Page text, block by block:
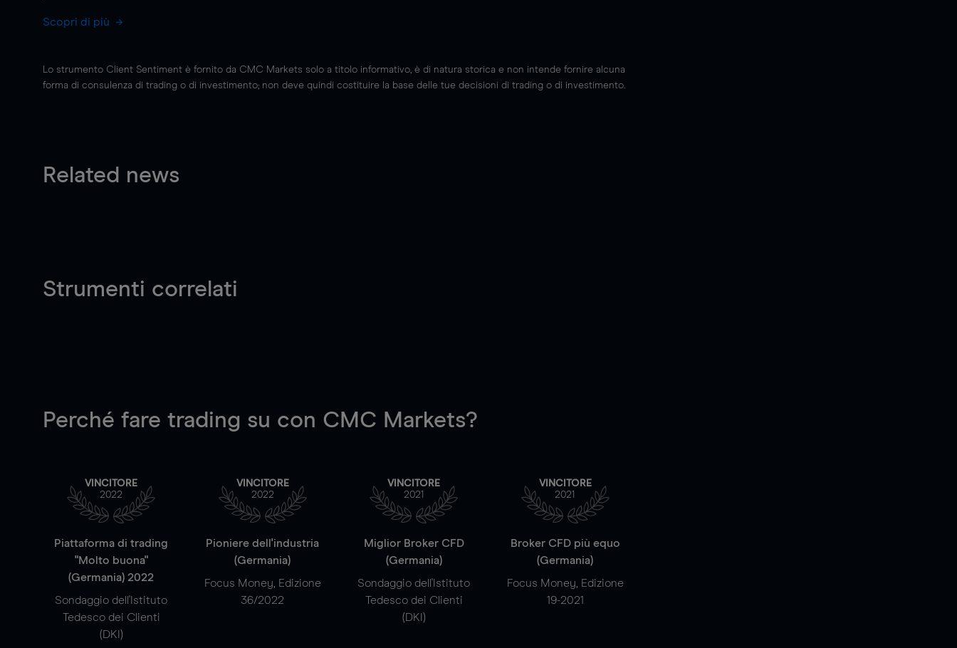
Scopri di più
Lo strumento Client Sentiment è fornito da CMC Markets solo a titolo informativo, è di natura storica e non intende fornire alcuna
forma di consulenza di trading o di investimento; non deve quindi costituire la base delle tue decisioni di trading o di investimento.
Related news
Strumenti correlati
Perché fare trading su con CMC Markets?
VINCITORE
2022
Piattaforma di trading
"Molto buona"
(Germania) 2022
Sondaggio dell'Istituto
Tedesco dei Clienti
(DKI)
VINCITORE
2022
Pioniere dell'industria
(Germania)
Focus Money, Edizione
36/2022
VINCITORE
2021
Miglior Broker CFD
(Germania)
Sondaggio dell'Istituto
Tedesco dei Clienti
(DKI)
VINCITORE
2021
Broker CFD più equo
(Germania)
Focus Money, Edizione
19-2021